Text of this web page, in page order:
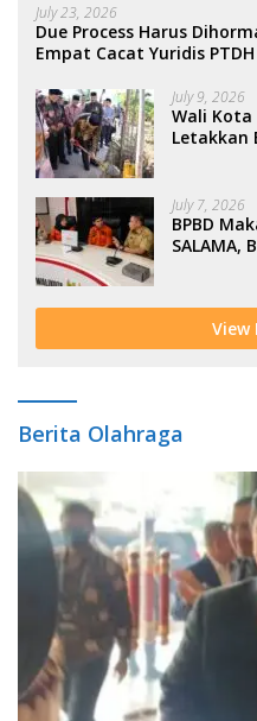
July 23, 2026
Due Process Harus
Empat Cacat Yuridis
July 9, 2026
Wali Kota
Letakkan
July 7, 2026
BPBD
SALAMA,
View
Berita Olahraga